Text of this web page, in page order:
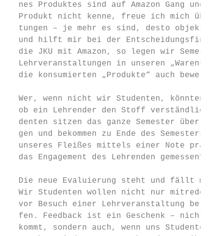
nes Produktes sind auf Amazon Gang und
Produkt nicht kenne, freue ich mich
tungen – je mehr es sind, desto
und hilft mir bei der
die JKU mit Amazon, so legen wir
Lehrveranstaltungen in unseren
die konsumierten „Produkte“ auch
Wer, wenn nicht wir Studenten, könnten
ob ein Lehrender den Stoff verständlich
denten sitzen das ganze Semester über in
gen und bekommen zu Ende des Semesters
unseres Fleißes mittels einer Note
das Engagement des Lehrenden gemessen?
Die neue Evaluierung steht und fällt
Wir Studenten wollen nicht nur
vor Besuch einer Lehrveranstaltung
fen. Feedback ist ein Geschenk – nicht
kommt, sondern auch, wenn uns Studenten